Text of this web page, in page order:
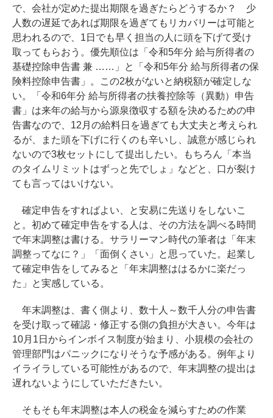
で、会社が定めた提出期限を過ぎたらどうするか？ 少
人数の遅延であれば期限を過ぎてもリカバリーは可能と
思われるので、1日でも早く担当の人に頭を下げて受け
取ってもらおう。優先順位は「令和5年分 給与所得者の
基礎控除申告書 兼 ……」と「令和5年分 給与所得者の保
険料控除申告書」。この2枚がないと納税額が確定しな
い。「令和6年分 給与所得者の扶養控除等（異動）申告
書」は来年の給与から源泉徴収する額を決めるための申
告書なので、12月の給料日を過ぎても大丈夫と考えられ
るが、また頭を下げに行くのも辛いし、誠意が感じられ
ないので3枚セットにして提出したい。もちろん「本当
のタイムリミットはずっと先でしょ」などと、口が裂け
ても言ってはいけない。
確定申告をすればよい、と安易に先送りをしないこ
と。初めて確定申告をする人は、その方法を調べる時間
で年末調整は書ける。サラリーマン時代の筆者は「年末
調整ってなに？」「面倒くさい」と思っていた。起業し
て確定申告をしてみると「年末調整ははるかに楽だっ
た」と実感している。
年末調整は、書く側より、数十人～数千人分の申告書
を受け取って確認・修正する側の負担が大きい。今年は
10月1日からインボイス制度が始まり、小規模の会社の
管理部門はパニックになりそうな予感がある。例年より
イライラしている可能性があるので、年末調整の提出は
遅れないようにしていただきたい。
そもそも年末調整は本人の税金を減らすための作業